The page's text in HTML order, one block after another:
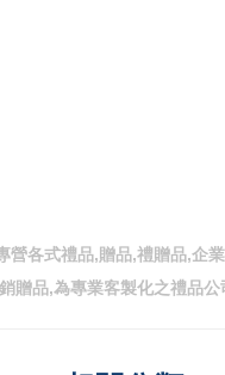
營各式禮品,贈品,禮贈品,企
贈品,為專業客製化之禮品公